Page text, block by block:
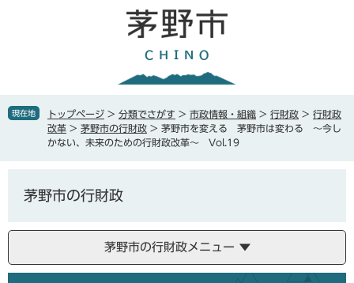
で
ば現在地 トップページ > 分類でさがす > 市政情報・組織 > 行財政 > 行財政
改革 > 茅野市の行財政 > 茅野市を変える 茅野市は変わる ～今し
かない、未来のための行財政改革～ Vol.19
茅野市の行財政
茅野市の行財政メニュー